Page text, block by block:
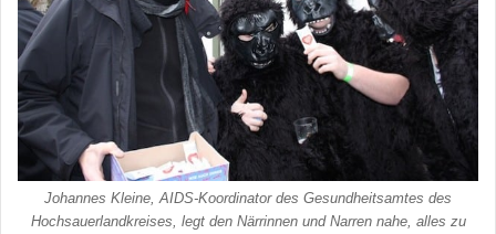
Johannes Kleine, AIDS-Koordinator des Gesundheitsamtes des
Hochsauerlandkreises, legt den Närrinnen und Narren nahe, alles zu